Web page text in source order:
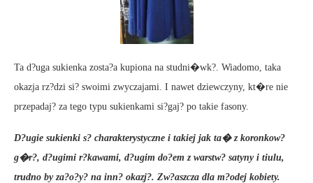
Ta d?uga sukienka zosta?a kupiona na studni�wk?. Wiadomo, taka
okazja rz?dzi si? swoimi zwyczajami. I nawet dziewczyny, kt�re nie
przepadaj? za tego typu sukienkami si?gaj? po takie fasony.
D?ugie sukienki s? charakterystyczne i takiej jak ta� z koronkow?
g�r?, d?ugimi r?kawami, d?ugim do?em z warstw? satyny i tiulu,
trudno by za?o?y? na inn? okazj?. Zw?aszcza dla m?odej kobiety.